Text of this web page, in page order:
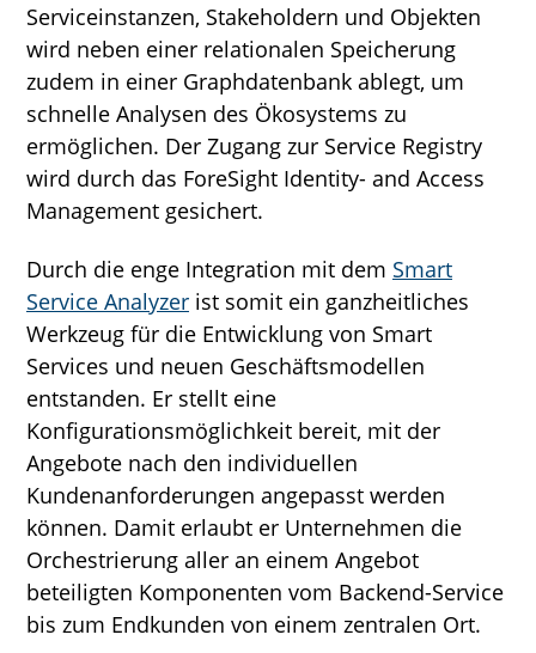
Serviceinstanzen, Stakeholdern und Objekten
wird neben einer relationalen Speicherung
zudem in einer Graphdatenbank ablegt, um
schnelle Analysen des Ökosystems zu
ermöglichen. Der Zugang zur Service Registry
wird durch das ForeSight Identity- and Access
Management gesichert.
Durch die enge Integration mit dem Smart
Service Analyzer ist somit ein ganzheitliches
Werkzeug für die Entwicklung von Smart
Services und neuen Geschäftsmodellen
entstanden. Er stellt eine
Konfigurationsmöglichkeit bereit, mit der
Angebote nach den individuellen
Kundenanforderungen angepasst werden
können. Damit erlaubt er Unternehmen die
Orchestrierung aller an einem Angebot
beteiligten Komponenten vom Backend-Service
bis zum Endkunden von einem zentralen Ort.